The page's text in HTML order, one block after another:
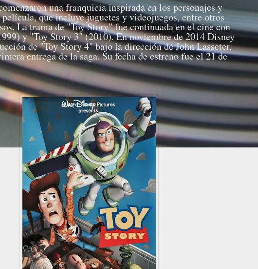
una franquicia inspirada en los personajes y
que incluye juguetes y videojuegos, entre otros
La trama de "Toy Story" fue continuada en el cine con
y "Toy Story 3" (2010). En noviembre de 2014 Disney
de "Toy Story 4" bajo la dirección de John Lasseter,
entrega de la saga. Su fecha de estreno fue el 21 de